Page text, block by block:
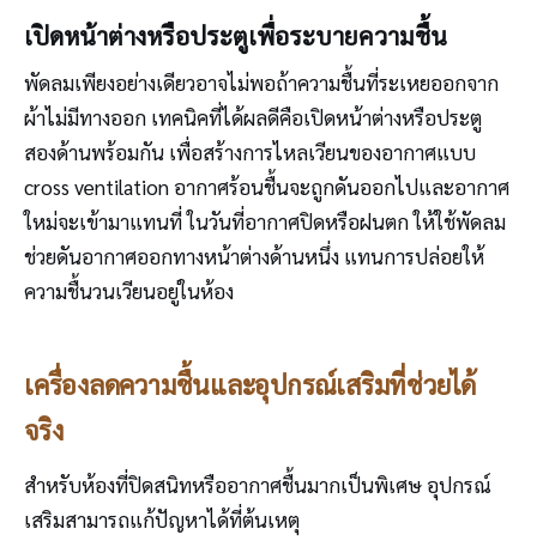
เปิดหน้าต่างหรือประตูเพื่อระบายความชื้น
พัดลมเพียงอย่างเดียวอาจไม่พอถ้าความชื้นที่ระเหยออกจาก
ผ้าไม่มีทางออก เทคนิคที่ได้ผลดีคือเปิดหน้าต่างหรือประตู
สองด้านพร้อมกัน เพื่อสร้างการไหลเวียนของอากาศแบบ
cross ventilation อากาศร้อนชื้นจะถูกดันออกไปและอากาศ
ใหม่จะเข้ามาแทนที่ ในวันที่อากาศปิดหรือฝนตก ให้ใช้พัดลม
ช่วยดันอากาศออกทางหน้าต่างด้านหนึ่ง แทนการปล่อยให้
ความชื้นวนเวียนอยู่ในห้อง
เครื่องลดความชื้นและอุปกรณ์เสริมที่ช่วยได้
จริง
สำหรับห้องที่ปิดสนิทหรืออากาศชื้นมากเป็นพิเศษ อุปกรณ์
เสริมสามารถแก้ปัญหาได้ที่ต้นเหตุ